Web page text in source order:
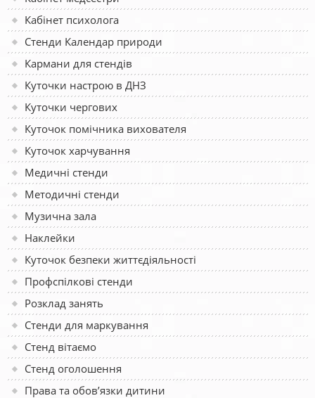
Кабінет психолога
Стенди Календар природи
Кармани для стендів
Куточки настрою в ДНЗ
Куточки чергових
Куточок помічника вихователя
Куточок харчування
Медичні стенди
Методичні стенди
Музична зала
Наклейки
Куточок безпеки життєдіяльності
Профспілкові стенди
Розклад занять
Стенди для маркування
Стенд вітаємо
Стенд оголошення
Права та обов’язки дитини